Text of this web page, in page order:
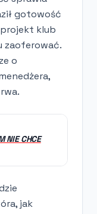
gotowość
projekt klub
zaoferować.
o
NIE CHCE
jak